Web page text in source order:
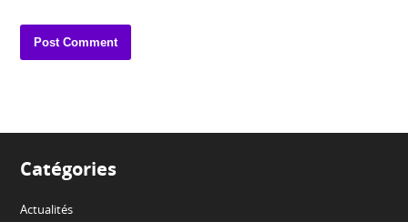
Catégories
Actualités